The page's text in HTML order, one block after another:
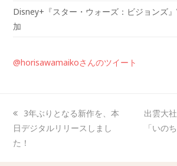
Disney+『スター・ウォーズ：ビジョンズ
加
@horisawamaikoさんのツイート
3年ぶりとなる新作を、本
日デジタルリリースしまし
た！
出雲大
「いの